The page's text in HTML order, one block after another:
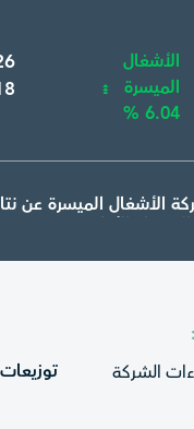
الأشغال
الميسرة
6.04 %
الأشغال الميسرة عن
الأول )
الشركة توزيعات